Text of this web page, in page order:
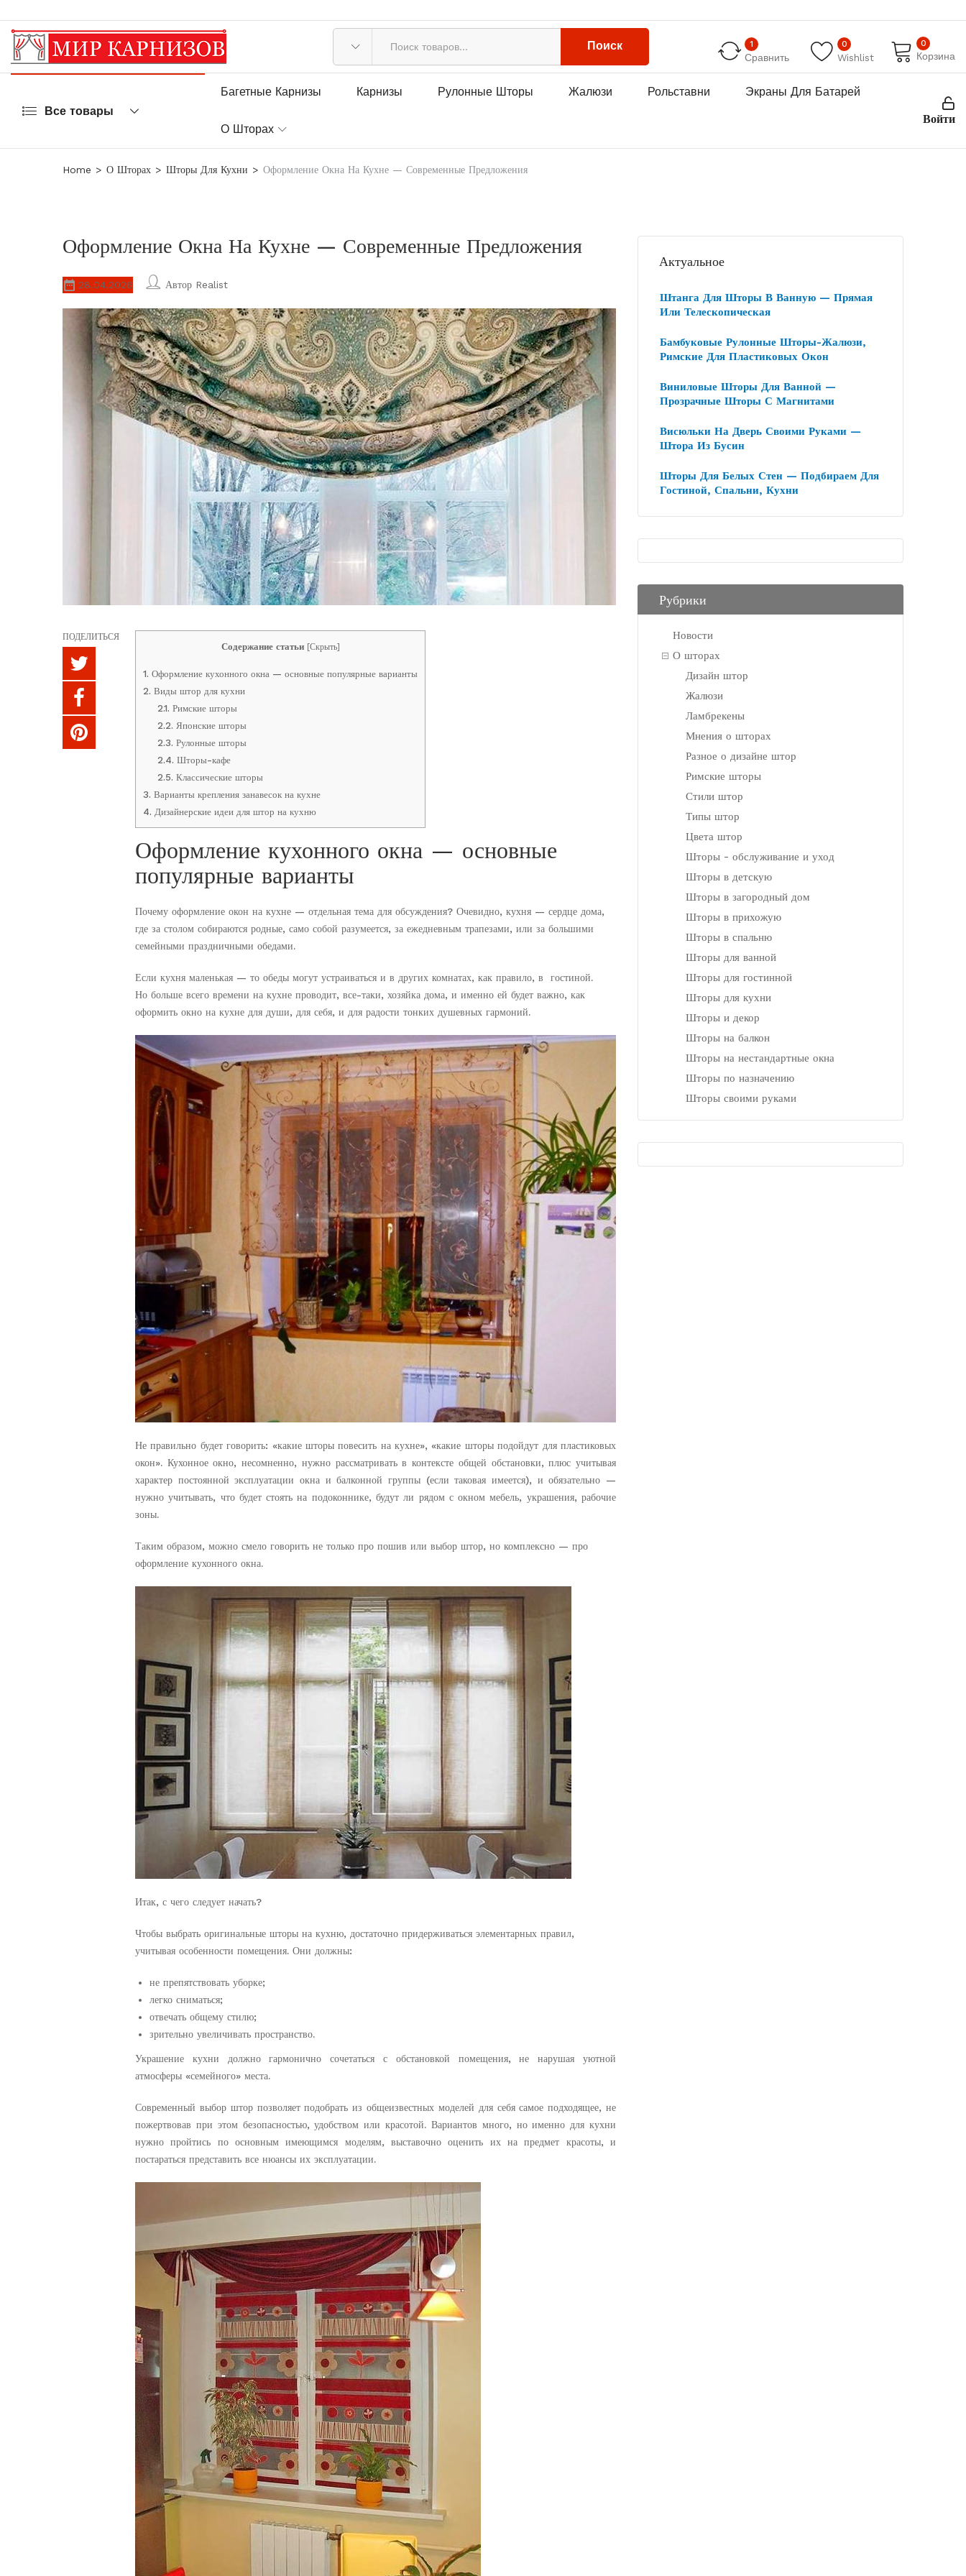
Поиск 1
Сравнить
0
Wishlist
0
Корзина
Все товары
Багетные Карнизы Карнизы Рулонные Шторы Жалюзи Рольставни Экраны Для Батарей
О Шторах
Войти
Home О Шторах Шторы Для Кухни Оформление Окна На Кухне — Современные Предложения
Оформление Окна На Кухне — Современные Предложения
28.04.2026 Автор Realist
ПОДЕЛИТЬСЯ
Содержание статьи [Скрыть]
1. Оформление кухонного окна — основные популярные варианты
2. Виды штор для кухни
2.1. Римские шторы
2.2. Японские шторы
2.3. Рулонные шторы
2.4. Шторы-кафе
2.5. Классические шторы
3. Варианты крепления занавесок на кухне
4. Дизайнерские идеи для штор на кухню
Оформление кухонного окна — основные
популярные варианты
Почему оформление окон на кухне — отдельная тема для обсуждения? Очевидно, кухня — сердце дома,
где за столом собираются родные, само собой разумеется, за ежедневным трапезами, или за большими
семейными праздничными обедами.
Если кухня маленькая — то обеды могут устраиваться и в других комнатах, как правило, в гостиной.
Но больше всего времени на кухне проводит, все-таки, хозяйка дома, и именно ей будет важно, как
оформить окно на кухне для души, для себя, и для радости тонких душевных гармоний.
Не правильно будет говорить: «какие шторы повесить на кухне», «какие шторы подойдут для пластиковых
окон». Кухонное окно, несомненно, нужно рассматривать в контексте общей обстановки, плюс учитывая
характер постоянной эксплуатации окна и балконной группы (если таковая имеется), и обязательно —
нужно учитывать, что будет стоять на подоконнике, будут ли рядом с окном мебель, украшения, рабочие
зоны.
Таким образом, можно смело говорить не только про пошив или выбор штор, но комплексно — про
оформление кухонного окна.
Итак, с чего следует начать?
Чтобы выбрать оригинальные шторы на кухню, достаточно придерживаться элементарных правил,
учитывая особенности помещения. Они должны:
не препятствовать уборке;
легко сниматься;
отвечать общему стилю;
зрительно увеличивать пространство.
Украшение кухни должно гармонично сочетаться с обстановкой помещения, не нарушая уютной
атмосферы «семейного» места.
Современный выбор штор позволяет подобрать из общеизвестных моделей для себя самое подходящее, не
пожертвовав при этом безопасностью, удобством или красотой. Вариантов много, но именно для кухни
нужно пройтись по основным имеющимся моделям, выставочно оценить их на предмет красоты, и
постараться представить все нюансы их эксплуатации.
Актуальное
Штанга Для Шторы В Ванную — Прямая
Или Телескопическая
Бамбуковые Рулонные Шторы-Жалюзи,
Римские Для Пластиковых Окон
Виниловые Шторы Для Ванной —
Прозрачные Шторы С Магнитами
Висюльки На Дверь Своими Руками —
Штора Из Бусин
Шторы Для Белых Стен — Подбираем Для
Гостиной, Спальни, Кухни
Рубрики
Новости
О шторах
Дизайн штор
Жалюзи
Ламбрекены
Мнения о шторах
Разное о дизайне штор
Римские шторы
Стили штор
Типы штор
Цвета штор
Шторы - обслуживание и уход
Шторы в детскую
Шторы в загородный дом
Шторы в прихожую
Шторы в спальню
Шторы для ванной
Шторы для гостинной
Шторы для кухни
Шторы и декор
Шторы на балкон
Шторы на нестандартные окна
Шторы по назначению
Шторы своими руками